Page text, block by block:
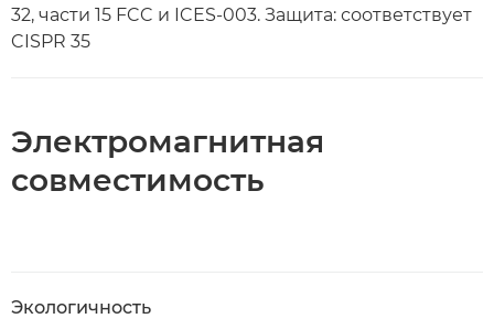
32, части 15 FCC и ICES-003. Защита: соответствует
CISPR 35
Электромагнитная
совместимость
Экологичность